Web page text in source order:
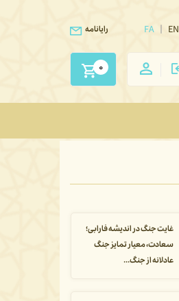
FA EN رایانامه
0
غایت جنگ در اندیشه فارابی؛
سعادت، معیار تمایز جنگ
عادلانه از جنگ...